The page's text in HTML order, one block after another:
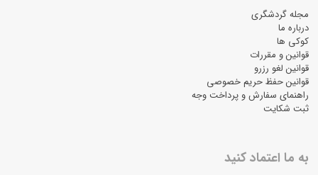
مجله گردشگری
درباره ما
کوکی ها
قوانین و مقررات
قوانین لغو رزرو
قوانین حفظ حریم خصوصی
راهنمای سفارش و پرداخت وجه
ثبت شکایت
به ما اعتماد کنید